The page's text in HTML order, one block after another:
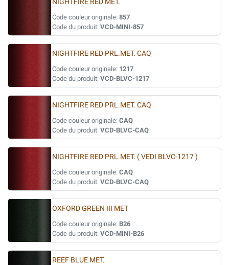
NIGHTFIRE RED MET.
Code couleur originale: 857
Code du produit: VCD-MINI-857
NIGHTFIRE RED PRL.MET. CAQ
Code couleur originale: 1217
Code du produit: VCD-BLVC-1217
NIGHTFIRE RED PRL.MET. CAQ
Code couleur originale: CAQ
Code du produit: VCD-BLVC-CAQ
NIGHTFIRE RED PRL.MET. ( VEDI BLVC-1217 )
Code couleur originale: CAQ
Code du produit: VCD-BLVC-CAQ
OXFORD GREEN III MET
Code couleur originale: B26
Code du produit: VCD-MINI-B26
REEF BLUE MET.